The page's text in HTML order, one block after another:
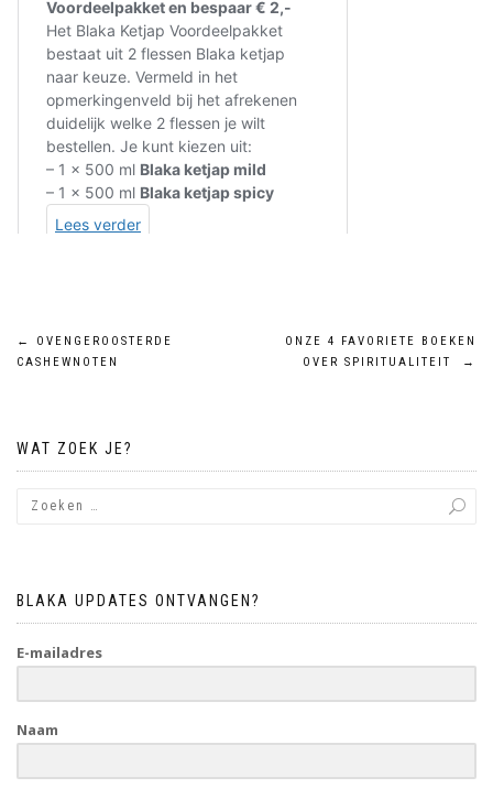
Bericht
←
OVENGEROOSTERDE
CASHEWNOTEN
ONZE 4 FAVORIETE BOEKEN
OVER SPIRITUALITEIT
→
WAT ZOEK JE?
BLAKA UPDATES ONTVANGEN?
E-mailadres
Naam